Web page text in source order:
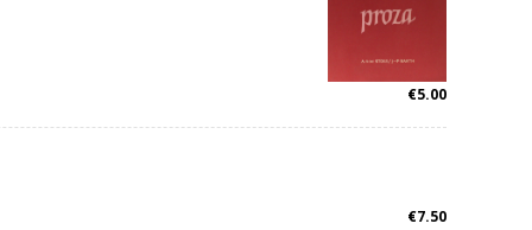
€5.00
€7.50